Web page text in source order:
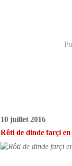
10 juillet 2016
Rôti de dinde farçi